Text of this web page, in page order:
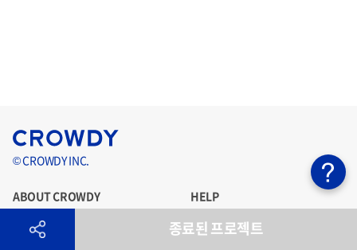
종료된 프로젝트
© CROWDY INC.
ABOUT CROWDY
크라우디란?
HELP
도움말